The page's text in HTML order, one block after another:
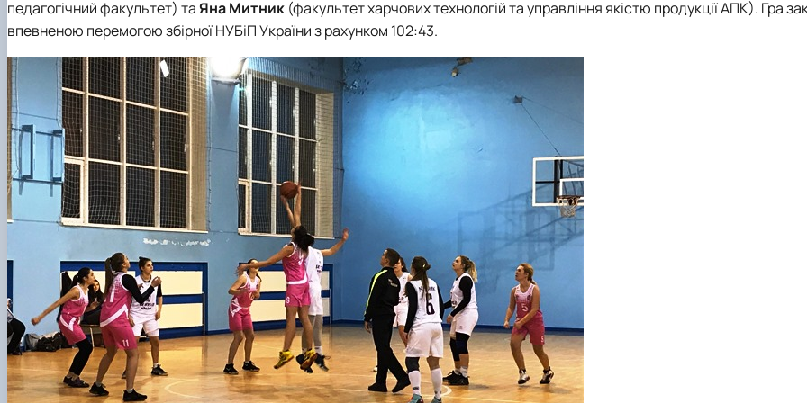
педагогічний факультет) таЯна Митник (факультет харчових технологій та управління якістю продукції АПК). Гра
впевненою перемогою збірної НУБіП України з рахунком 102:43.